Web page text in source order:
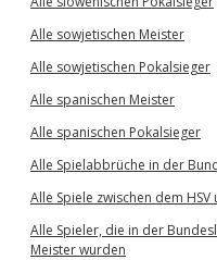
Alle sowjetischen Meister
Alle sowjetischen Pokalsieger
Alle spanischen Meister
Alle spanischen Pokalsieger
Alle Spielabbrüche in der
Alle Spiele zwischen dem
Alle Spieler, die in der
Meister wurden